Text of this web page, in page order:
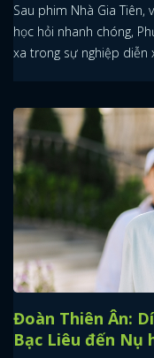
Sau phim Nhà Gia Tiên,
học hỏi nhanh chóng,
xa trong sự nghiệp diễn
Đoàn Thiên Ân:
Bạc Liêu đến Nụ